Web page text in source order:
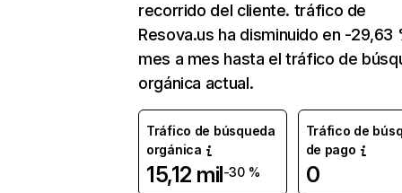
recorrido del cliente. tráfico de
Resova.us ha disminuido en -29,63
mes a mes hasta el tráfico de
orgánica actual.
Tráfico de búsqueda
orgánica
15,12 mil-30 %
Tráfico de
de pago
0